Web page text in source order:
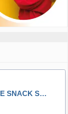
ALDARA RESTAURANTE SNACK S.A.C